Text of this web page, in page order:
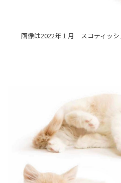
画像は2022年１月 スコティッシ